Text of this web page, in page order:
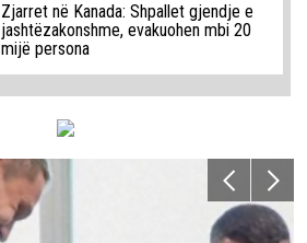
Zjarret në Kanada: Shpallet gjendje e
jashtëzakonshme, evakuohen mbi 20
mijë persona